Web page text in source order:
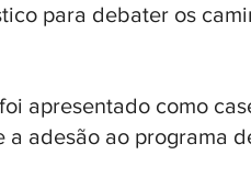
para debater os
apresentado como
a adesão ao programa